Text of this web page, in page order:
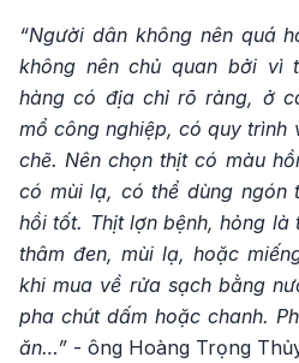
“Người dân không nên quá
không nên chủ quan bởi vì
hàng có địa chỉ rõ ràng, ở
mổ công nghiệp, có quy trình
chẽ. Nên chọn thịt có màu
có mùi lạ, có thể dùng
hồi tốt. Thịt lợn bệnh, hỏng là
thâm đen, mùi lạ, hoặc
khi mua về rửa sạch bằng
pha chút dấm hoặc chanh.
ăn…” - ông Hoàng Trọng